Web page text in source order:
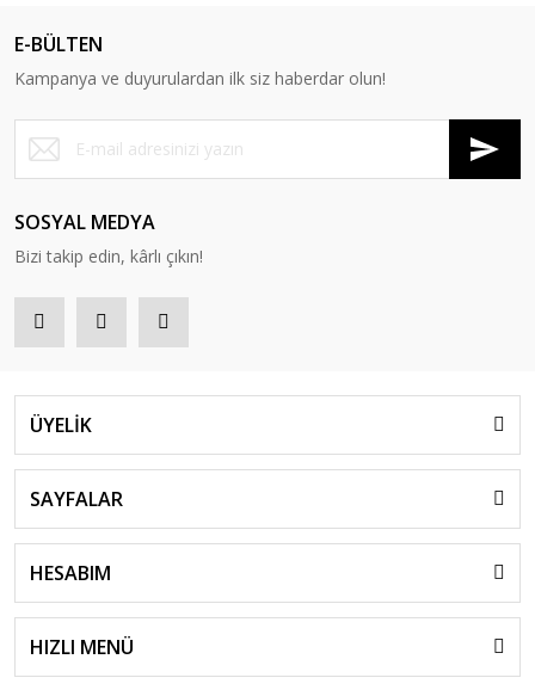
E-BÜLTEN
Kampanya ve duyurulardan ilk siz haberdar olun!
SOSYAL MEDYA
Bizi takip edin, kârlı çıkın!
ÜYELİK
SAYFALAR
HESABIM
HIZLI MENÜ